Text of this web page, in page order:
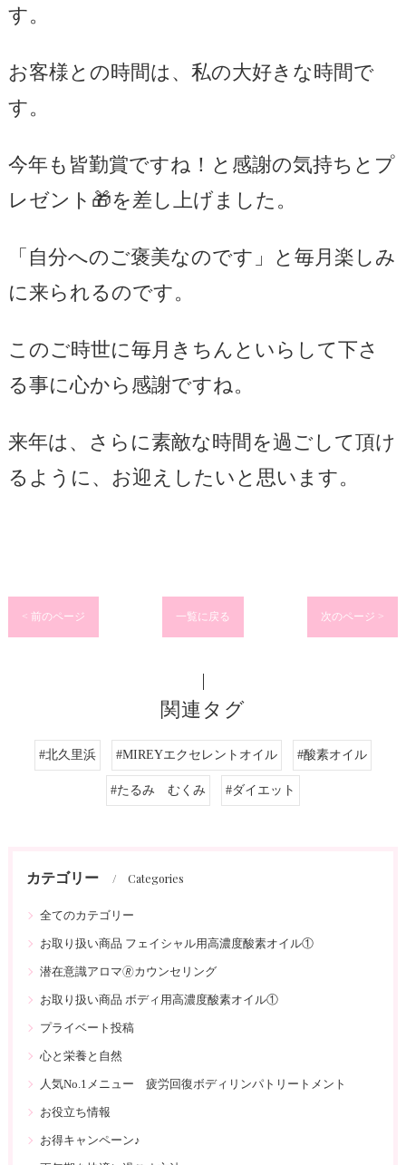
す。
お客様との時間は、私の大好きな時間で
す。
今年も皆勤賞ですね！と感謝の気持ちとプ
レゼント🎁を差し上げました。
「自分へのご褒美なのです」と毎月楽しみ
に来られるのです。
このご時世に毎月きちんといらして下さ
る事に心から感謝ですね。
来年は、さらに素敵な時間を過ごして頂け
るように、お迎えしたいと思います。
< 前のページ 一覧に戻る 次のページ >
関連タグ
#北久里浜 #MIREYエクセレントオイル #酸素オイル
#たるみ むくみ #ダイエット
カテゴリー Categories
全てのカテゴリー
お取り扱い商品 フェイシャル用高濃度酸素オイル①
潜在意識アロマ🄬カウンセリング
お取り扱い商品 ボディ用高濃度酸素オイル①
プライベート投稿
心と栄養と自然
人気No.1メニュー 疲労回復ボディリンパトリートメント
お役立ち情報
お得キャンペーン♪